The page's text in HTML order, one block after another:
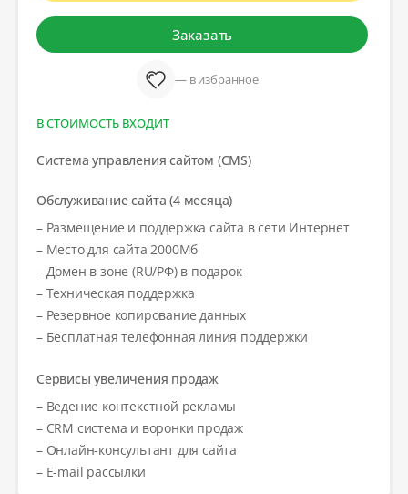
Заказать
— в избранное
В СТОИМОСТЬ ВХОДИТ
Система управления сайтом (CMS)
Обслуживание сайта (4 месяца)
– Размещение и поддержка сайта в сети Интернет
– Место для сайта 2000Мб
– Домен в зоне (RU/РФ) в подарок
– Техническая поддержка
– Резервное копирование данных
– Бесплатная телефонная линия поддержки
Сервисы увеличения продаж
– Ведение контекстной рекламы
– CRM система и воронки продаж
– Онлайн-консультант для сайта
– E-mail рассылки